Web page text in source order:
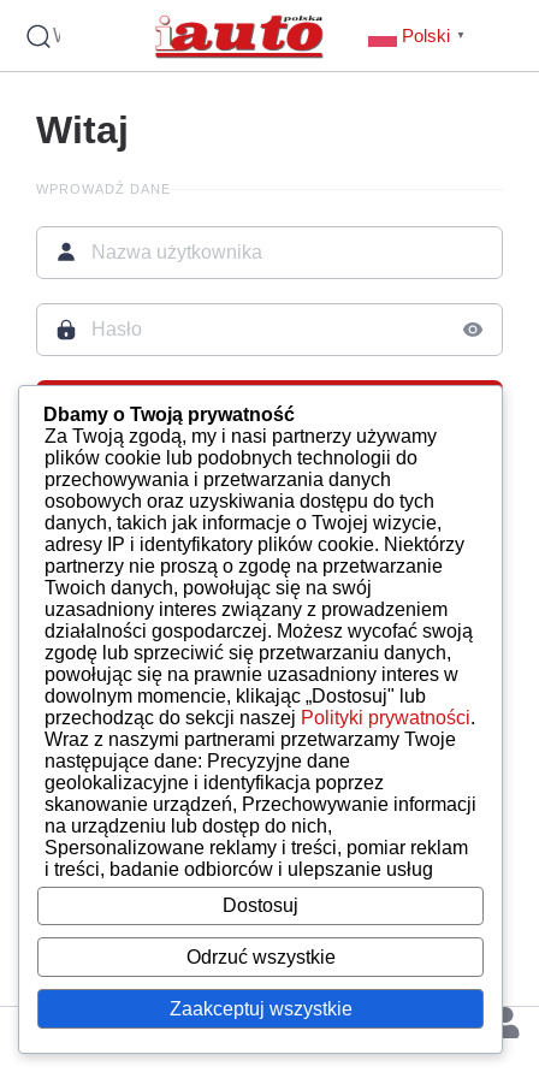
Wyszukaj Polski ▼
Witaj
WPROWADŹ DANE
Zaloguj
Zapomniałeś hasła?Odzyskaj konto
NIE MASZ KONTA?
Rejestracja
Dbamy o Twoją prywatność
Za Twoją zgodą, my i nasi partnerzy używamy
plików cookie lub podobnych technologii do
przechowywania i przetwarzania danych
osobowych oraz uzyskiwania dostępu do tych
danych, takich jak informacje o Twojej wizycie,
adresy IP i identyfikatory plików cookie. Niektórzy
partnerzy nie proszą o zgodę na przetwarzanie
Twoich danych, powołując się na swój
uzasadniony interes związany z prowadzeniem
działalności gospodarczej. Możesz wycofać swoją
zgodę lub sprzeciwić się przetwarzaniu danych,
powołując się na prawnie uzasadniony interes w
dowolnym momencie, klikając „Dostosuj" lub
przechodząc do sekcji naszej Polityki prywatności.
Wraz z naszymi partnerami przetwarzamy Twoje
następujące dane: Precyzyjne dane
geolokalizacyjne i identyfikacja poprzez
skanowanie urządzeń, Przechowywanie informacji
na urządzeniu lub dostęp do nich,
Spersonalizowane reklamy i treści, pomiar reklam
i treści, badanie odbiorców i ulepszanie usług
Dostosuj
Odrzuć wszystkie
Zaakceptuj wszystkie